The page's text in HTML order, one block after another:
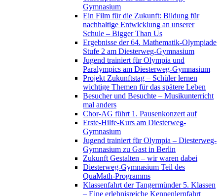
Gymnasium
Ein Film für die Zukunft: Bildung für
nachhaltige Entwicklung an unserer
Schule – Bigger Than Us
Ergebnisse der 64. Mathematik-Olympiade
Stufe 2 am Diesterweg-Gymnasium
Jugend trainiert für Olympia und
Paralympics am Diesterweg-Gymnasium
Projekt Zukunftstag – Schüler lernen
wichtige Themen für das spätere Leben
Besucher und Besuchte – Musikunterricht
mal anders
Chor-AG führt 1. Pausenkonzert auf
Erste-Hilfe-Kurs am Diesterweg-
Gymnasium
Jugend trainiert für Olympia – Diesterweg-
Gymnasium zu Gast in Berlin
Zukunft Gestalten – wir waren dabei
Diesterweg-Gymnasium Teil des
QuaMath-Programms
Klassenfahrt der Tangermünder 5. Klassen
– Eine erlebnisreiche Kennenlernfahrt